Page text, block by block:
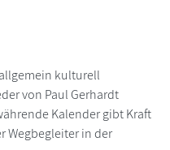
kulturell
von Paul Gerhardt
Kalender gibt Kraft
Wegbegleiter in der